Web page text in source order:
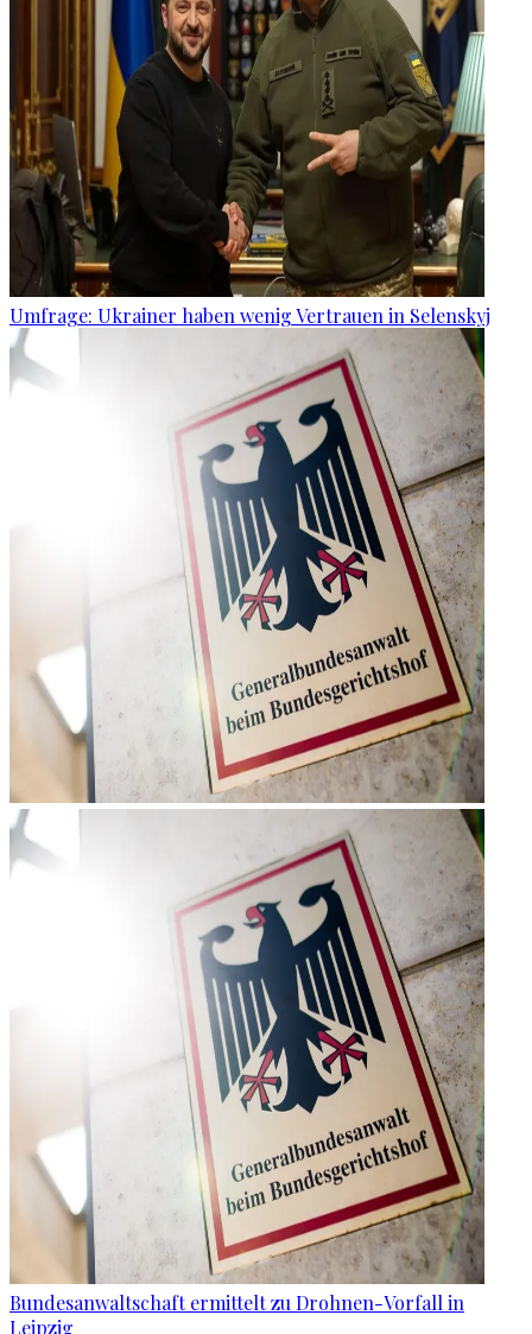
Umfrage: Ukrainer haben wenig Vertrauen in Selenskyj
Bundesanwaltschaft ermittelt zu Drohnen-Vorfall in
Leipzig